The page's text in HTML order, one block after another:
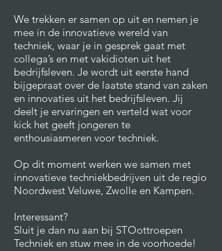
We trekken er samen op uit en nemen je
mee in de innovatieve wereld van
techniek, waar je in gesprek gaat met
collega’s en met vakidioten uit het
bedrijfsleven. Je wordt uit eerste hand
bijgepraat over de laatste stand van zaken
en innovaties uit het bedrijfsleven. Jij
deelt je ervaringen en verteld wat voor
kick het geeft jongeren te
enthousiasmeren voor techniek.
Op dit moment werken we samen met
innovatieve techniekbedrijven uit de regio
Noordwest Veluwe, Zwolle en Kampen.
Interessant?
Sluit je dan nu aan bij STOottroepen
Techniek en stuw mee in de voorhoede!